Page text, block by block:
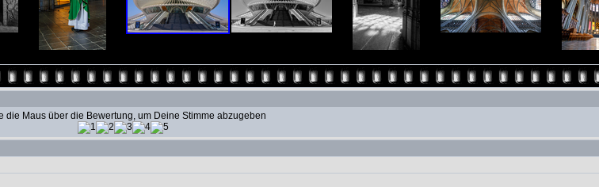
die Maus über die Bewertung, um Deine Stimme abzugeben